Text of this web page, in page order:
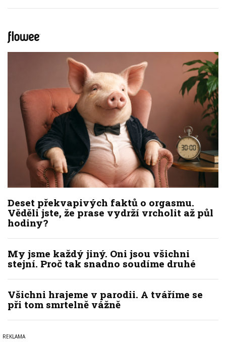
Deset překvapivých faktů o orgasmu.
Věděli jste, že prase vydrží vrcholit až půl
hodiny?
My jsme každý jiný. Oni jsou všichni
stejní. Proč tak snadno soudíme druhé
Všichni hrajeme v parodii. A tváříme se
při tom smrtelně vážně